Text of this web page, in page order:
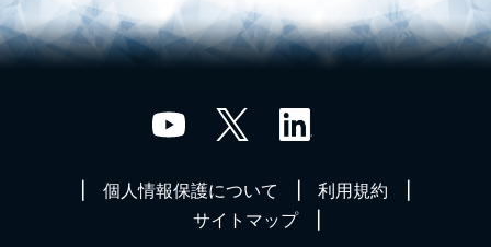
個人情報保護について
利用規約
サイトマップ